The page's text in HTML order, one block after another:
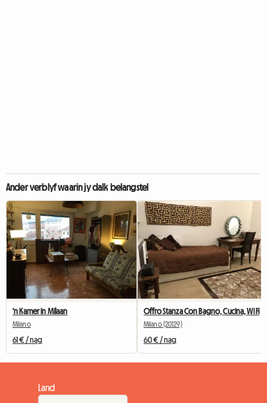
Ander verblyf waarin jy dalk belangstel
'n Kamer in Milaan
Milano
61 € / nag
Offro Stanza Con Bagno, Cucina, Wi Fi
Milano (20129)
60 € / nag
Land